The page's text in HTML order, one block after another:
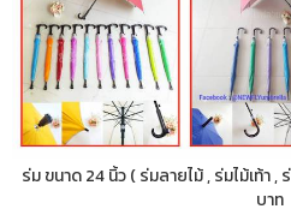
ร่ม ขนาด 24 นิ้ว ( ร่มลายไม้ , ร่มไม้เท้า
บาท